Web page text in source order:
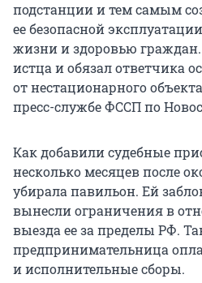
подстанции и тем самым
ее безопасной
жизни и здоровью граждан.
истца и обязал ответчика
от нестационарного
пресс-службе ФССП по
Как добавили судебные
несколько месяцев после
убирала павильон. Ей
вынесли ограничения в
выезда ее за пределы РФ.
предпринимательница
и исполнительные сборы.